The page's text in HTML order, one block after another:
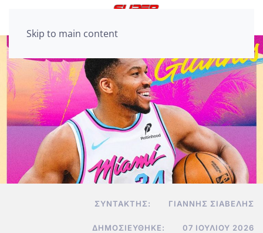
Skip to main content
ΣΥΝΤΆΚΤΗΣ: ΓΙΆΝΝΗΣ ΣΙΑΒΕΛΉΣ
ΔΗΜΟΣΙΕΎΘΗΚΕ: 07 ΙΟΥΛΊΟΥ 2026